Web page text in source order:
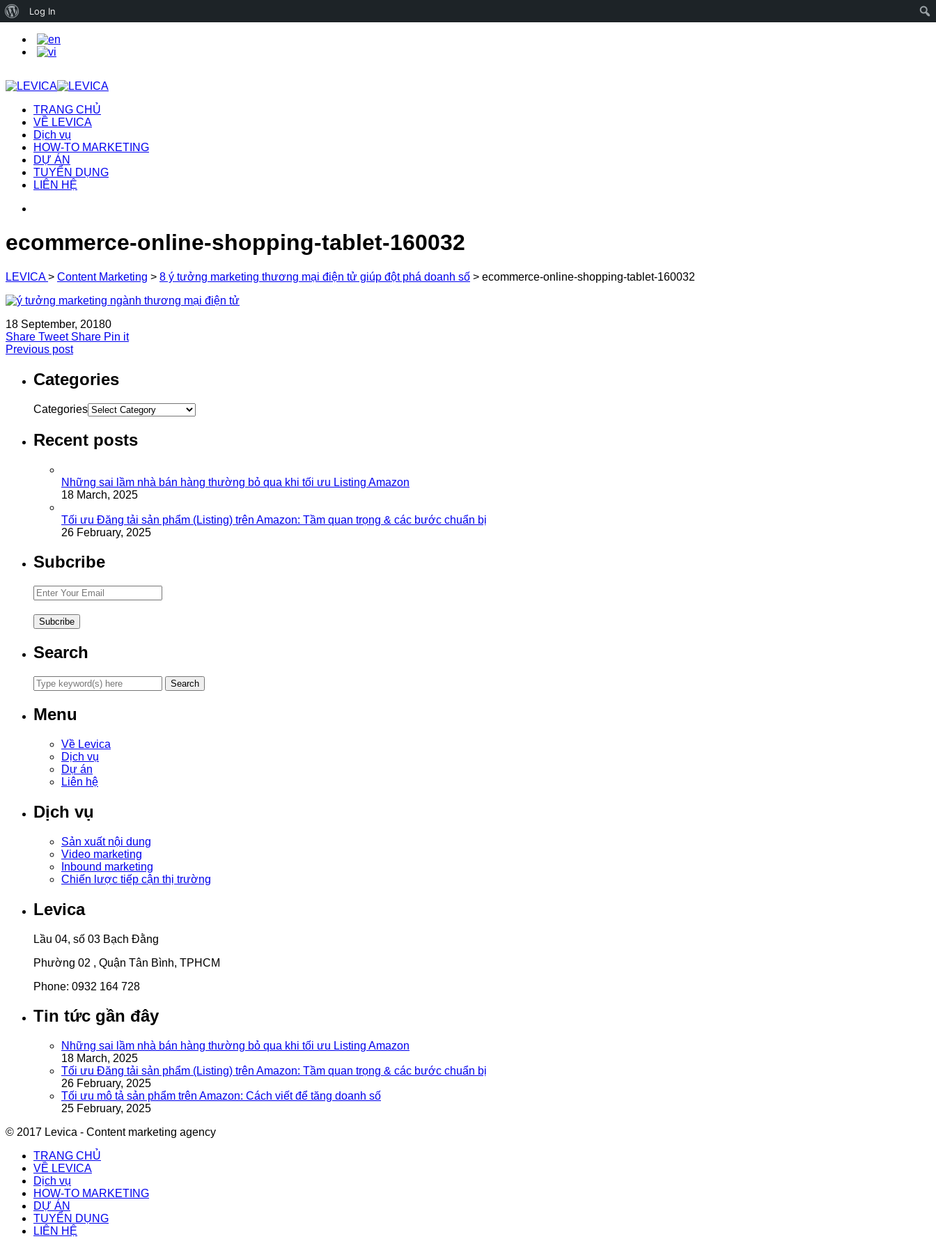
TRANG CHỦ
VỀ LEVICA
Dịch vụ
HOW-TO MARKETING
DỰ ÁN
TUYỂN DỤNG
LIÊN HỆ
ecommerce-online-shopping-tablet-160032
LEVICA> Content Marketing > 8 ý tưởng marketing thương mại điện tử giúp đột phá doanh số > ecommerce-online-shopping-tablet-160032
18 September, 20180
Share Tweet Share Pin it
Previous post
Categories
Categories
Recent posts
Những sai lầm nhà bán hàng thường bỏ qua khi tối ưu Listing Amazon
18 March, 2025
Tối ưu Đăng tải sản phẩm (Listing) trên Amazon: Tầm quan trọng & các bước chuẩn bị
26 February, 2025
Subcribe
Search
Menu
Về Levica
Dịch vụ
Dự án
Liên hệ
Dịch vụ
Sản xuất nội dung
Video marketing
Inbound marketing
Chiến lược tiếp cận thị trường
Levica
Lầu 04, số 03 Bạch Đằng
Phường 02 , Quận Tân Bình, TPHCM
Phone: 0932 164 728
Tin tức gần đây
Những sai lầm nhà bán hàng thường bỏ qua khi tối ưu Listing Amazon
18 March, 2025
Tối ưu Đăng tải sản phẩm (Listing) trên Amazon: Tầm quan trọng & các bước chuẩn bị
26 February, 2025
Tối ưu mô tả sản phẩm trên Amazon: Cách viết để tăng doanh số
25 February, 2025
© 2017 Levica - Content marketing agency
TRANG CHỦ
VỀ LEVICA
Dịch vụ
HOW-TO MARKETING
DỰ ÁN
TUYỂN DỤNG
LIÊN HỆ
About
WordPress
Log In